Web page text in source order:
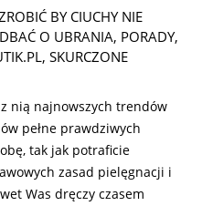
BY CIUCHY NIE
O UBRANIA, PORADY,
, SKURCZONE
nią najnowszych trendów
pełne prawdziwych
tak jak potraficie
zasad pielęgnacji i
Was dręczy czasem